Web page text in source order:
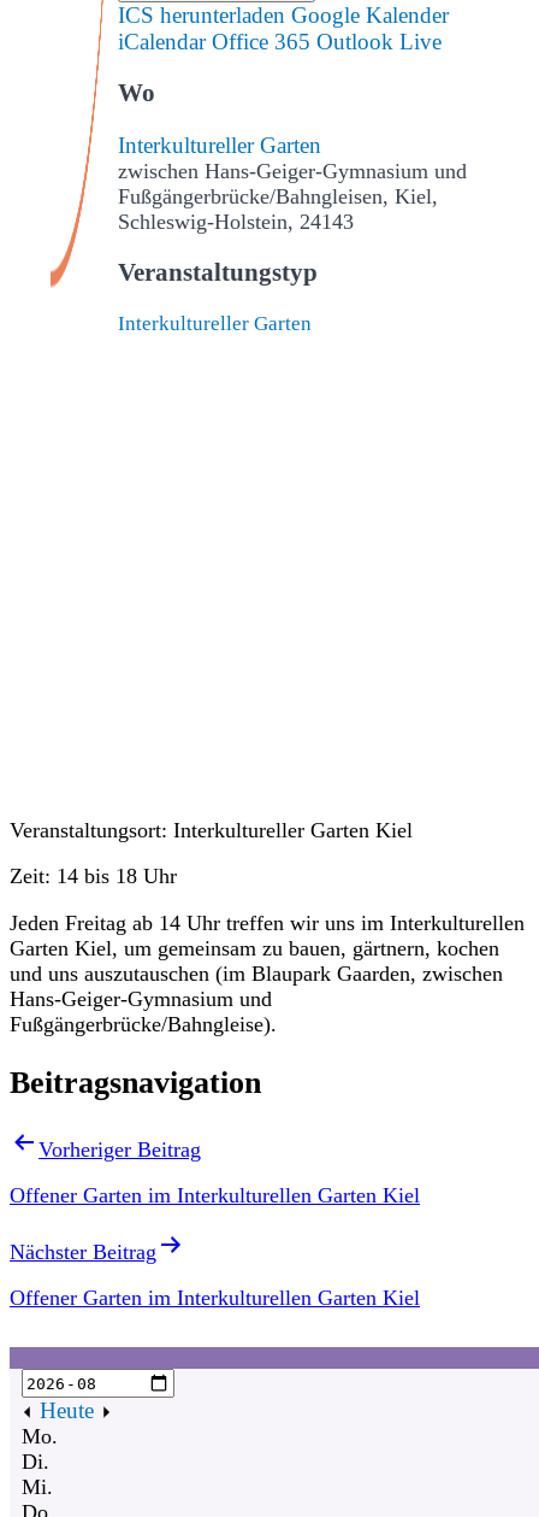
ICS herunterladen Google Kalender
iCalendar Office 365 Outlook Live
Wo
Interkultureller Garten
zwischen Hans-Geiger-Gymnasium und
Fußgängerbrücke/Bahngleisen, Kiel,
Schleswig-Holstein, 24143
Veranstaltungstyp
Interkultureller Garten
Veranstaltungsort: Interkultureller Garten Kiel
Zeit: 14 bis 18 Uhr
Jeden Freitag ab 14 Uhr treffen wir uns im Interkulturellen
Garten Kiel, um gemeinsam zu bauen, gärtnern, kochen
und uns auszutauschen (im Blaupark Gaarden, zwischen
Hans-Geiger-Gymnasium und
Fußgängerbrücke/Bahngleise).
Beitragsnavigation
Vorheriger Beitrag
Offener Garten im Interkulturellen Garten Kiel
Nächster Beitrag
Offener Garten im Interkulturellen Garten Kiel
Heute
Mo.
Di.
Mi.